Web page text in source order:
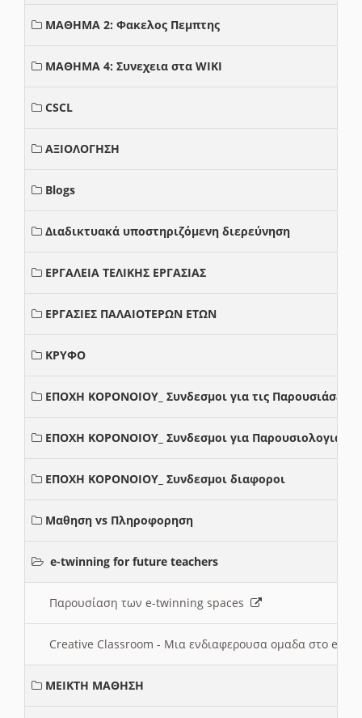
ΜΑΘΗΜΑ 2: Φακελος Πεμπτης
ΜΑΘΗΜΑ 4: Συνεχεια στα WIKI
CSCL
ΑΞΙΟΛΟΓΗΣΗ
Blogs
Διαδικτυακά υποστηριζόμενη διερεύνηση
ΕΡΓΑΛΕΙΑ ΤΕΛΙΚΗΣ ΕΡΓΑΣΙΑΣ
ΕΡΓΑΣΙΕΣ ΠΑΛΑΙΟΤΕΡΩΝ ΕΤΩΝ
ΚΡΥΦΟ
ΕΠΟΧΗ ΚΟΡΟΝΟΙΟΥ_ Συνδεσμοι για τις Παρουσιάσεις
ΕΠΟΧΗ ΚΟΡΟΝΟΙΟΥ_ Συνδεσμοι για Παρουσιολογια
ΕΠΟΧΗ ΚΟΡΟΝΟΙΟΥ_ Συνδεσμοι διαφοροι
Μαθηση vs Πληροφορηση
e-twinning for future teachers
Παρουσίαση των e-twinning spaces
Creative Classroom - Μια ενδιαφερουσα ομαδα στο e-
ΜΕΙΚΤΗ ΜΑΘΗΣΗ